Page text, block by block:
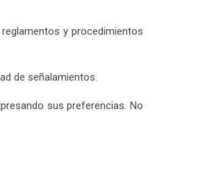
y procedimientos
de señalamientos.
sus preferencias. No